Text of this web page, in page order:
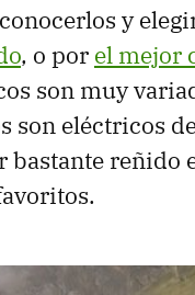
y
, o por el mejor
son muy
son eléctricos
bastante reñido